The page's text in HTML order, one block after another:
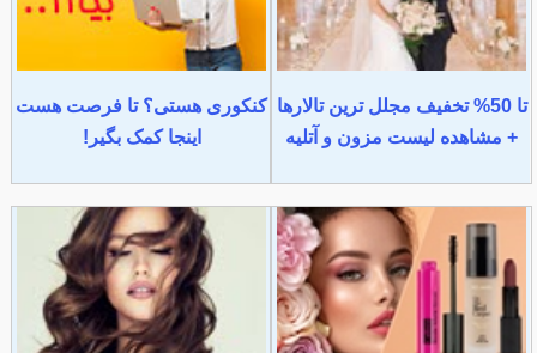
تا 50% تخفیف مجلل ترین تالارها
+ مشاهده لیست مزون و آتلیه
کنکوری هستی؟ تا فرصت هست
اینجا کمک بگیر!